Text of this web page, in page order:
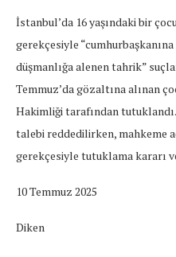
İstanbul’da 16 yaşındaki bir
gerekçesiyle
düşmanlığa alenen tahrik”
Temmuz’da gözaltına alınan
Hakimliği tarafından
talebi reddedilirken, mahkeme
gerekçesiyle tutuklama kararı
10 Temmuz 2025
Diken